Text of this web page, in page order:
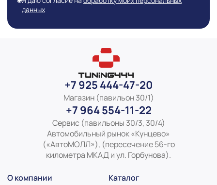
Информация о технических характеристиках,
виде и цвете товара носит справочный характер и
основывается на последних доступных к моменту
публикации сведениях
данных
+7 925 444-47-20
Магазин (павильон 30/1)
+7 964 554-11-22
Сервис (павильоны 30/3, 30/4)
Автомобильный рынок «Кунцево»
(«АвтоМОЛЛ»), (пересечение 56-го
километра МКАД и ул. Горбунова).
О компании Каталог